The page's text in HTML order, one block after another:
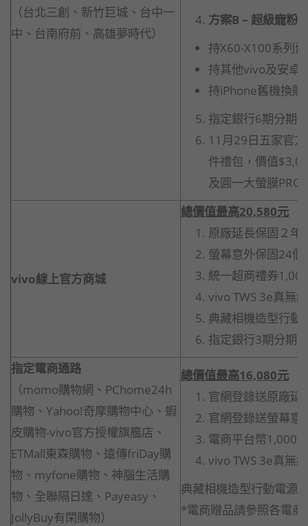
（台北三創、新竹巨城、台中一
中、台南府前、高雄夢時代）
方案B – 超級寵粉
持X60-X100系列
持其他vivo及安卓
持iPhone舊機換
指定銀行6期分期0
11月29日五家官
件禮包，價值
及圓一大螢膜PRO
vivo線上官方商城
總價值最高20,580元
原廠延長保固２年
螢幕意外保固24個
統一超商禮券
vivo TWS 3e真無
典藏相機造型行動
指定銀行3期分期0
指定電商通路
（momo購物網、PChome24h
購物、Yahoo!奇摩購物中心、蝦
皮購物-vivo官方授權旗艦店、
ETMall東森購物、遠傳friDay購
物、myfone購物、神腦生活購
物、全聯隔日達、Payeasy、
JollyBuy有閑購物）
總價值最高16,080元
官網登錄送原廠延
官網登錄送螢幕意
電商平台幣1,000元
vivo TWS 3e真無
典藏相機造型行動電源(
*電商贈品請參照各電